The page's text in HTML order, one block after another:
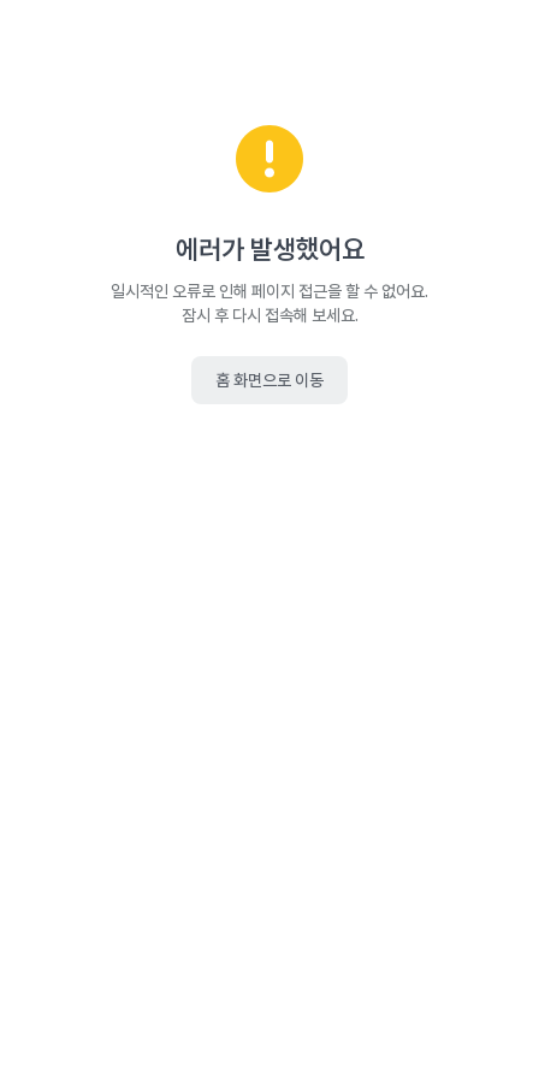
에러가 발생했어요
일시적인 오류로 인해 페이지 접근을 할 수 없어요.
잠시 후 다시 접속해 보세요.
홈 화면으로 이동